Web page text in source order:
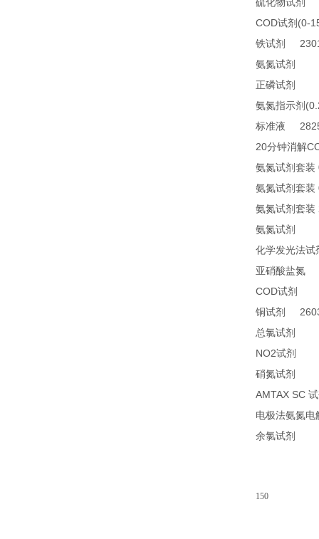
硫化物试剂
COD试剂 (0-
铁试剂
氨氮试剂
正磷试剂
氨氮指示剂
标准液
20分钟消解
氨氮试剂套装
氨氮试剂套装
氨氮试剂套装
氨氮试剂
化学发光法试
亚硝酸盐氮
COD试剂
铜试剂
总氯试剂
NO2试剂
硝氮试剂
AMTAX SC
电极法氨氮电
余氯试剂
150